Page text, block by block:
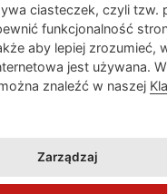
pośrednika
ciasteczek, czyli tzw.
funkcjonalność
aby lepiej zrozumieć,
jest używana.
znaleźć w naszej
Zarządzaj